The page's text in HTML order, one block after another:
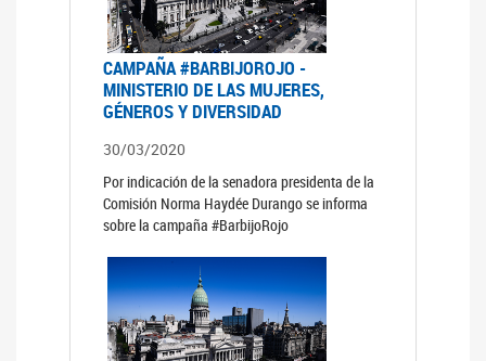
CAMPAÑA #BARBIJOROJO -
MINISTERIO DE LAS MUJERES,
GÉNEROS Y DIVERSIDAD
30/03/2020
Por indicación de la senadora presidenta de la
Comisión Norma Haydée Durango se informa
sobre la campaña #BarbijoRojo